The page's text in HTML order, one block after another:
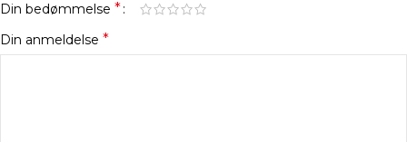
Din bedømmelse *
Din anmeldelse *